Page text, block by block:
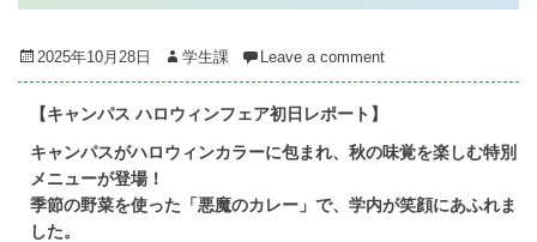
Posted
on
2025年10月28日 Author
学生課 Leave a comment
【キャンパス ハロウィンフェア初日レポート】
キャンパスがハロウィンカラーに包まれ、秋の味覚を楽しむ特別
メニューが登場！
季節の野菜を使った「悪魔のカレー」で、学内が笑顔にあふれま
した。